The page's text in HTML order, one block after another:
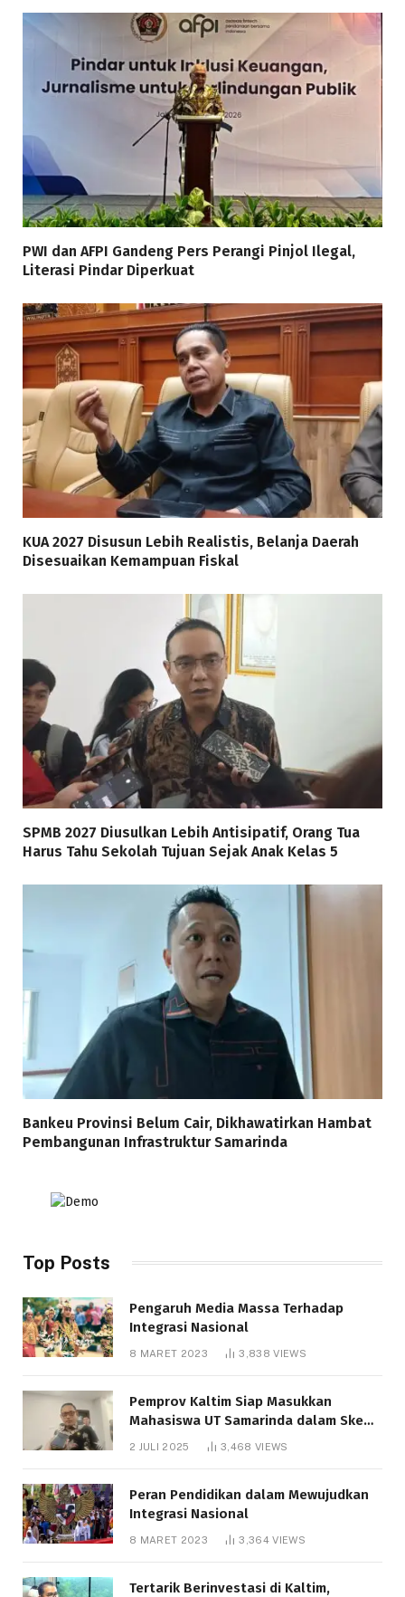
PWI dan AFPI Gandeng Pers Perangi Pinjol Ilegal,
Literasi Pindar Diperkuat
KUA 2027 Disusun Lebih Realistis, Belanja Daerah
Disesuaikan Kemampuan Fiskal
SPMB 2027 Diusulkan Lebih Antisipatif, Orang Tua
Harus Tahu Sekolah Tujuan Sejak Anak Kelas 5
Bankeu Provinsi Belum Cair, Dikhawatirkan Hambat
Pembangunan Infrastruktur Samarinda
Top Posts
Pengaruh Media Massa Terhadap
Integrasi Nasional
8 MARET 2023 3,838VIEWS
Pemprov Kaltim Siap Masukkan
Mahasiswa UT Samarinda dalam Skema
Bantuan Pendidikan Gratispol
2 JULI 2025 3,468 VIEWS
Peran Pendidikan dalam Mewujudkan
Integrasi Nasional
8 MARET 2023 3,364VIEWS
Tertarik Berinvestasi di Kaltim,